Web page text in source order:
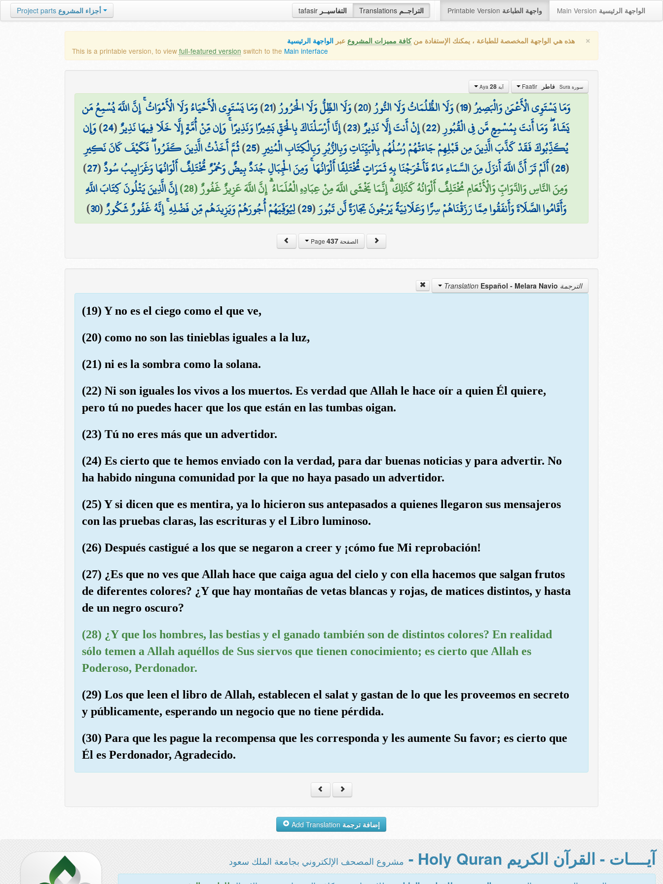
tafasir التفاسيــر Translations التراجــم Printable Version واجهة الطباعة Main Version الواجهة الرئيسية Project parts أجزاء المشروع
× هذه هي الواجهة المخصصة للطباعة ، يمكنك الإستفادة منكافة مميزات المشروع عبر الواجهة الرئيسية
This is a printable version, to view full-featured version switch to the Main interface
سورة Sura فاطر آية Aya 28
وَمَا يَسْتَوِي الْأَعْمَىٰ وَالْبَصِيرُ(
19
)وَلَا الظُّلُمَاتُ وَلَا النُّورُ(
20
)وَلَا الظِّلُّ وَلَا الْحَرُورُ(
21
)وَمَا يَسْتَوِي الْأَحْيَاءُ وَلَا الْأَمْوَاتُ ۚ إِنَّ اللَّهَ يُسْمِعُ مَن
يَشَاءُ ۖ وَمَا أَنتَ بِمُسْمِعٍ مَّن فِي الْقُبُورِ(
22
)إِنْ أَنتَ إِلَّا نَذِيرٌ(
23
)إِنَّا أَرْسَلْنَاكَ بِالْحَقِّ بَشِيرًا وَنَذِيرًا ۚ وَإِن مِّنْ أُمَّةٍ إِلَّا خَلَا فِيهَا نَذِيرٌ(
24
)وَإِن
يُكَذِّبُوكَ فَقَدْ كَذَّبَ الَّذِينَ مِن قَبْلِهِمْ جَاءَتْهُمْ رُسُلُهُم بِالْبَيِّنَاتِ وَبِالزُّبُرِ وَبِالْكِتَابِ الْمُنِيرِ(
25
)ثُمَّ أَخَذْتُ الَّذِينَ كَفَرُوا ۖ فَكَيْفَ كَانَ نَكِيرِ
(
26
)أَلَمْ تَرَ أَنَّ اللَّهَ أَنزَلَ مِنَ السَّمَاءِ مَاءً فَأَخْرَجْنَا بِهِ ثَمَرَاتٍ مُّخْتَلِفًا أَلْوَانُهَا ۚ وَمِنَ الْجِبَالِ جُدَدٌ بِيضٌ وَحُمْرٌ مُّخْتَلِفٌ أَلْوَانُهَا وَغَرَابِيبُ سُودٌ(
27
)
وَمِنَ النَّاسِ وَالدَّوَابِّ وَالْأَنْعَامِ مُخْتَلِفٌ أَلْوَانُهُ كَذَٰلِكَ ۗ إِنَّمَا يَخْشَى اللَّهَ مِنْ عِبَادِهِ الْعُلَمَاءُ ۗ إِنَّ اللَّهَ عَزِيزٌ غَفُورٌ (28)
إِنَّ الَّذِينَ يَتْلُونَ كِتَابَ اللَّهِ
وَأَقَامُوا الصَّلَاةَ وَأَنفَقُوا مِمَّا رَزَقْنَاهُمْ سِرًّا وَعَلَانِيَةً يَرْجُونَ تِجَارَةً لَّن تَبُورَ(
29
)لِيُوَفِّيَهُمْ أُجُورَهُمْ وَيَزِيدَهُم مِّن فَضْلِهِ ۚ إِنَّهُ غَفُورٌ شَكُورٌ(
30
)
الصفحة Page437
الترجمة Translation Español - Melara Navio
(19) Y no es el ciego como el que ve,
(20) como no son las tinieblas iguales a la luz,
(21) ni es la sombra como la solana.
(22) Ni son iguales los vivos a los muertos. Es verdad que Allah le hace oír a quien Él quiere,
pero tú no puedes hacer que los que están en las tumbas oigan.
(23) Tú no eres más que un advertidor.
(24) Es cierto que te hemos enviado con la verdad, para dar buenas noticias y para advertir. No
ha habido ninguna comunidad por la que no haya pasado un advertidor.
(25) Y si dicen que es mentira, ya lo hicieron sus antepasados a quienes llegaron sus mensajeros
con las pruebas claras, las escrituras y el Libro luminoso.
(26) Después castigué a los que se negaron a creer y ¡cómo fue Mi reprobación!
(27) ¿Es que no ves que Allah hace que caiga agua del cielo y con ella hacemos que salgan frutos
de diferentes colores? ¿Y que hay montañas de vetas blancas y rojas, de matices distintos, y hasta
de un negro oscuro?
(28) ¿Y que los hombres, las bestias y el ganado también son de distintos colores? En realidad
sólo temen a Allah aquéllos de Sus siervos que tienen conocimiento; es cierto que Allah es
Poderoso, Perdonador.
(29) Los que leen el libro de Allah, establecen el salat y gastan de lo que les proveemos en secreto
y públicamente, esperando un negocio que no tiene pérdida.
(30) Para que les pague la recompensa que les corresponda y les aumente Su favor; es cierto que
Él es Perdonador, Agradecido.
إضافة ترجمة
آيــــات - القرآن الكريم Holy Quran - مشروع المصحف الإلكتروني بجامعة الملك سعود